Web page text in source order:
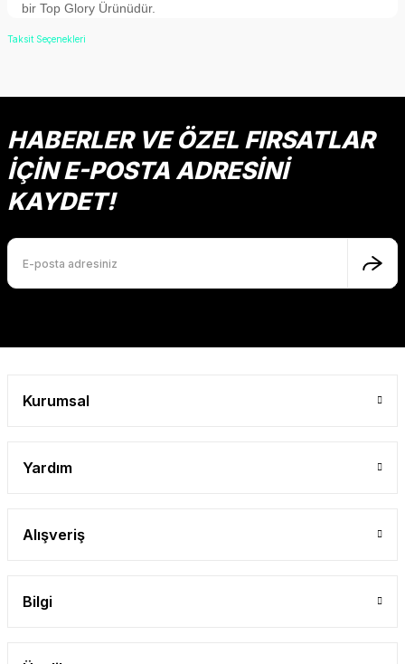
bir Top Glory Ürünüdür.
Taksit Seçenekleri
HABERLER VE ÖZEL FIRSATLAR
İÇİN E-POSTA ADRESİNİ
KAYDET!
Kurumsal
Yardım
Alışveriş
Bilgi